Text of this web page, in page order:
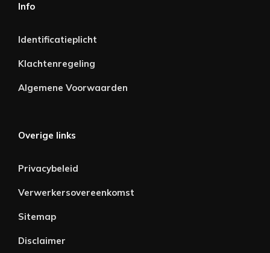
Info
Identificatieplicht
Klachtenregeling
Algemene Voorwaarden
Overige links
Privacybeleid
Verwerkersovereenkomst
Sitemap
Disclaimer